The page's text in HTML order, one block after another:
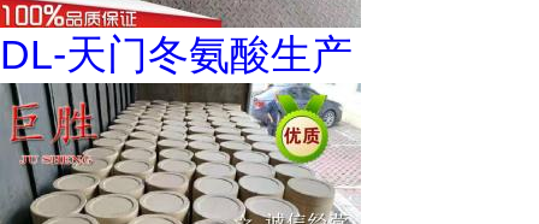
DL-天门冬氨酸生产